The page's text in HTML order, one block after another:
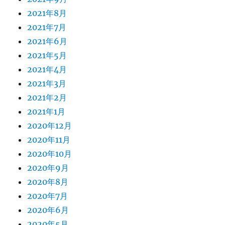
2021年8月
2021年7月
2021年6月
2021年5月
2021年4月
2021年3月
2021年2月
2021年1月
2020年12月
2020年11月
2020年10月
2020年9月
2020年8月
2020年7月
2020年6月